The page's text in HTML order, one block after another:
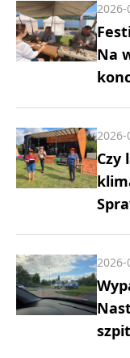
Na
2026-
Czy
2026-
2026-